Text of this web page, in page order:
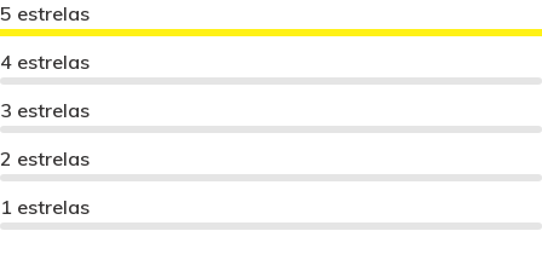
5 estrelas
4 estrelas
3 estrelas
2 estrelas
1 estrelas